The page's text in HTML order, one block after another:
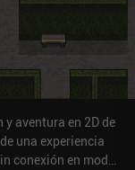
y aventura en 2D de
una experiencia
conexión en modo